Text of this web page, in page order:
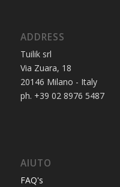
ADDRESS
Tuilik srl
Via Zuara, 18
20146 Milano - Italy
ph. +39 02 8976 5487
AIUTO
FAQ's